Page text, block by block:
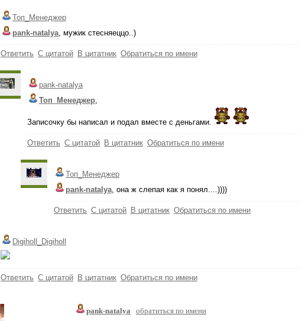
Топ_Менеджер
pank-natalya, мужик стесняеццо..)
Ответить С цитатой В цитатник Обратиться по имени
pank-natalya
Топ_Менеджер,
Записочку бы написал и подал вместе с деньгами.
Ответить С цитатой В цитатник Обратиться по имени
Топ_Менеджер
pank-natalya, она ж слепая как я понял....))))
Ответить С цитатой В цитатник Обратиться по имени
Digiholl_Digiholl
Ответить С цитатой В цитатник Обратиться по имени
pank-natalya
обратиться по имени